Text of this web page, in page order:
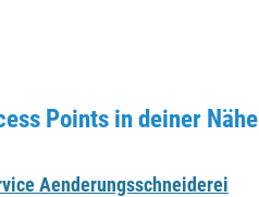
Points in deiner Nähe
Aenderungsschneiderei